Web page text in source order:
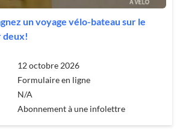
un voyage vélo-bateau sur le
deux!
12 octobre 2026
Formulaire en ligne
N/A
Abonnement à une infolettre